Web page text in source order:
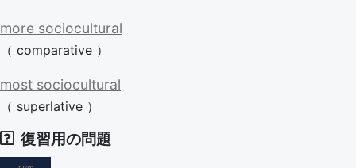
more sociocultural
（ comparative ）
most sociocultural
（ superlative ）
復習用の問題